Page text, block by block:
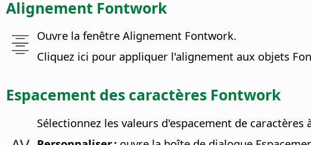
Alignement Fontwork
Ouvre la fenêtre Alignement Fontwork.
Cliquez ici pour appliquer l'alignement aux objets
Espacement des caractères Fontwork
Sélectionnez les valeurs d'espacement de